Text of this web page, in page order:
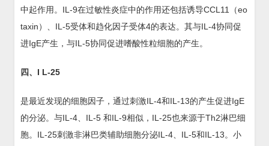
中起作用。IL-9在过敏性炎症中的作用还包括诱导CCL11（eo
taxin）、IL-5受体和趋化因子受体4的表达。其与IL-4协同促
进IgE产生，与IL-5协同促进嗜酸性粒细胞的产生。
四、I L-25
是最近发现的细胞因子，通过刺激IL-4和IL-13的产生促进IgE
的分泌。与IL-4、IL-5 和IL-9相似，IL-25也来源于Th2淋巴细
胞。IL-25刺激非淋巴类辅助细胞分泌IL-4、IL-5和IL-13。小